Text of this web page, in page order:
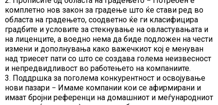
комплетно нов закон за градење што ќе стави ред во
областа на градењето, соодветно ќе ги класифицира
градбите и условите за стекнување на овластувањата и
на лиценците, а воедно нема да биде подложен на чести
измени и дополнувања како важечкиот кој е менуван
над триесет пати со што се создава голема неизвесност
и непредвидливост во работењето на компаниите.
3. Поддршка за поголема конкурентност и освојување
нови пазари − Имаме компании кои се афирмирани и
имаат бројни референци на домашниот и меѓународниот